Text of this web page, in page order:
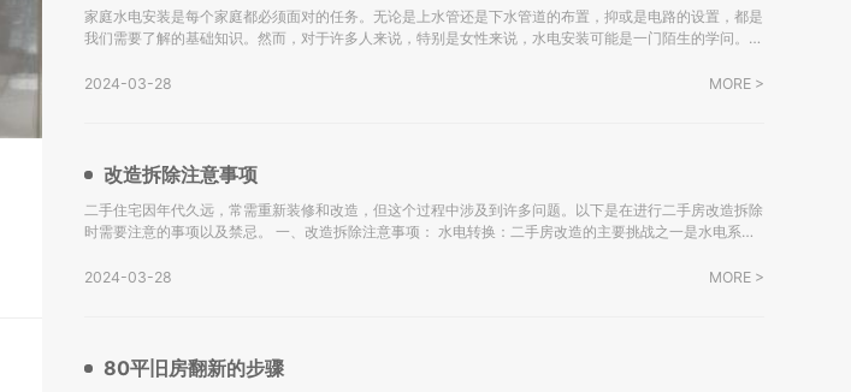
家庭水电安装是每个家庭都必须面对的任务。无论是上水管还是下水管道的布置，抑或是电路的设置，都是
我们需要了解的基础知识。然而，对于许多人来说，特别是女性来说，水电安装可能是一门陌生的学问。以
2024-03-28 MORE >
改造拆除注意事项
二手住宅因年代久远，常需重新装修和改造，但这个过程中涉及到许多问题。以下是在进行二手房改造拆除
时需要注意的事项以及禁忌。 一、改造拆除注意事项： 水电转换：二手房改造的主要挑战之一是水电系统
会选
2024-03-28 MORE >
80平旧房翻新的步骤